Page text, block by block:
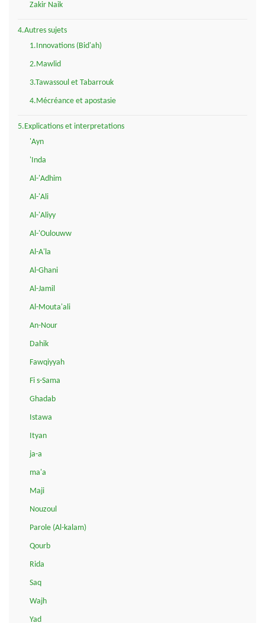
Zakir Naik
4.Autres sujets
1.Innovations (Bid'ah)
2.Mawlid
3.Tawassoul et Tabarrouk
4.Mécréance et apostasie
5.Explications et interpretations
'Ayn
'Inda
Al-'Adhim
Al-'Ali
Al-'Aliyy
Al-'Oulouww
Al-A'la
Al-Ghani
Al-Jamil
Al-Mouta'ali
An-Nour
Dahik
Fawqiyyah
Fi s-Sama
Ghadab
Istawa
Ityan
ja-a
ma'a
Maji
Nouzoul
Parole (Al-kalam)
Qourb
Rida
Saq
Wajh
Yad